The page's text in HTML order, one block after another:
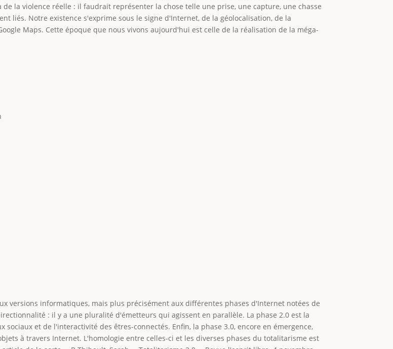
la violence réelle : il faudrait représenter la chose telle une prise, une capture, une chasse
liés. Notre existence s'exprime sous le signe d'Internet, de la géolocalisation, de la
Maps. Cette époque que nous vivons aujourd'hui est celle de la réalisation de la méga-
versions informatiques, mais plus précisément aux différentes phases d'Internet notées de
: il y a une pluralité d'émetteurs qui agissent en parallèle. La phase 2.0 est la
et de l'interactivité des êtres-connectés. Enfin, la phase 3.0, encore en émergence,
à travers Internet. L'homologie entre celles-ci et les diverses phases du totalitarisme est